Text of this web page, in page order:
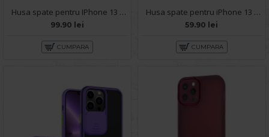
Husa spate pentru IPhone 13 Pro Max- Natural case
99.90 lei
CUMPARA
Husa spate pentru iPhone 13 Pro Max - Leaf Case Roz
59.90 lei
CUMPARA